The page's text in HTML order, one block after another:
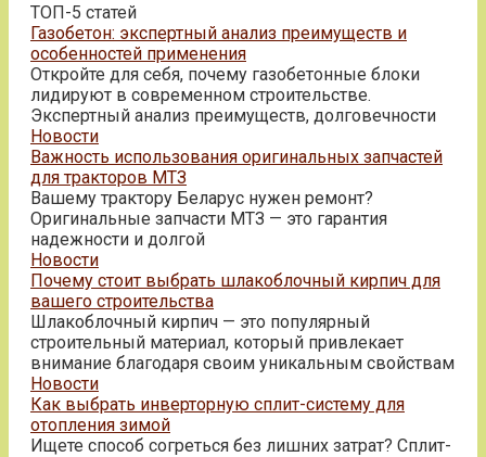
ТОП-5 статей
Газобетон: экспертный анализ преимуществ и
особенностей применения
Откройте для себя, почему газобетонные блоки
лидируют в современном строительстве.
Экспертный анализ преимуществ, долговечности
Новости
Важность использования оригинальных запчастей
для тракторов МТЗ
Вашему трактору Беларус нужен ремонт?
Оригинальные запчасти МТЗ — это гарантия
надежности и долгой
Новости
Почему стоит выбрать шлакоблочный кирпич для
вашего строительства
Шлакоблочный кирпич — это популярный
строительный материал, который привлекает
внимание благодаря своим уникальным свойствам
Новости
Как выбрать инверторную сплит-систему для
отопления зимой
Ищете способ согреться без лишних затрат? Сплит-